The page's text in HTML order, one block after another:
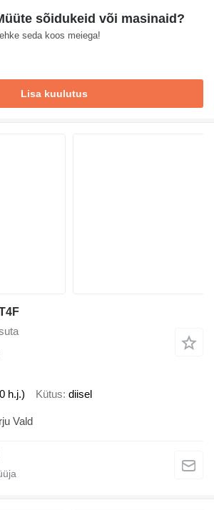
sõidukeid või masinaid?
seda koos meiega!
Lisa kuulutus
h.j.) Kütus diisel
Vald